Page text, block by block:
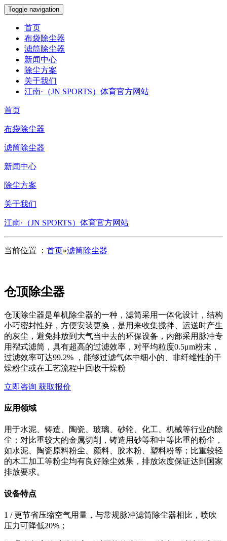
Toggle navigation
首页
布袋除尘器
滤筒除尘器
新闻中心
除尘方案
关于我们
江南·（JN SPORTS）体育官方网站
首页
布袋除尘器
滤筒除尘器
新闻中心
除尘方案
关于我们
江南·（JN SPORTS）体育官方网站
当前位置 ： 首页»滤筒除尘器
仓顶除尘器
仓顶除尘器是单机除尘器的一种，滤筒采用一体化设计，结构
小巧密封性好，方便安装更换，是用来收集搅拌、运送时产生
的灰尘，避免排放到大气当中去的环保设备，内部采用脉冲专
用褶式滤筒，具有超高的过滤效率，对平均粒度0.5μm粉末，
过滤效率可达99.2% ，能够过滤气体中细小的、非纤维性的干
燥粉尘或在工艺流程中回收干燥粉
立即咨询 获取报价
应用领域
用于水泥、铸造、陶瓷、玻璃、砂轮、化工、机械等行业的除
尘；对比重较大的金属切削，铸造用砂等和中等比重的粉尘，
如水泥、陶瓷原料粉尘、颜料、胶木粉、塑料粉等；比重较轻
的木工加工等粉尘均有良好除尘效果，排放浓度保证达到国家
排放要求。
设备特点
1 / 更节省压缩空气用量，与常规脉冲滤筒除尘器相比，喷吹
压力可降低20%；